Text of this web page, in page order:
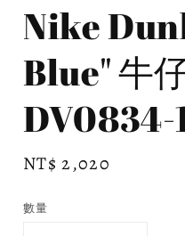
Nike
Blue" 牛
DV0834-
Regular
NT$ 2,020
數量